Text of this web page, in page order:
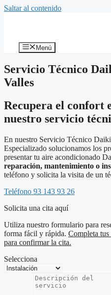
Saltar al contenido
Menú
Servicio Técnico
Valles
Recupera el confort
nuestro servicio
En nuestro Servicio Técnico
Especializado solucionamos los
presentar tu aire acondicionado
reparación, mantenimiento o
teléfono y solicita la visita de un
Teléfono 93 143 93 26
Solicita una cita aquí
Utiliza nuestro formulario para
forma fácil y rápida. Completa tus
para confirmar la cita.
Selecciona